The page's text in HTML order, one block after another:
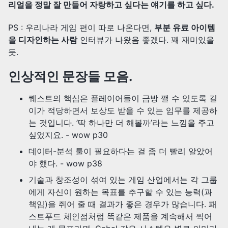
리얼을 정말 잘 만들어 자랑하고 싶다는 얘기를 하고 싶다.
PS : 우리나라 게임 편이 따로 나온다면, 부분 유료 아이템
을 디자인하는 사람인터뷰가 나왔음 좋겠다. 꽤 재미있을
듯.
인상적인 문장들 모음.
퀘스트의 핵심은 플레이어들이 금방 깰 수 있도록 길
이가 적당하면서 보상도 받을 수 있는 임무를 제공하
는 것입니다. ’딱 하나만 더 해볼까’라는 느낌을 주고
싶었지요. - wow p30
데이터-분석 툴이 필요하다는 걸 좀 더 빨리 알았어
야 했다. - wow p38
기술과 창조성이 섞여 있는 게임 산업에서는 각 그룹
에게 자신이 원하는 목표를 추구할 수 있는 능력(과
책임)을 쥐어 줄 때 결과가 좋은 경우가 많습니다. 패
스트푸드 체인점처럼 똑같은 제품을 계속해서 찍어